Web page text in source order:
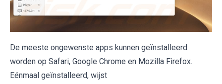
De meeste ongewenste apps kunnen geïnstalleerd
worden op Safari, Google Chrome en Mozilla Firefox.
Eénmaal geïnstalleerd, wijst